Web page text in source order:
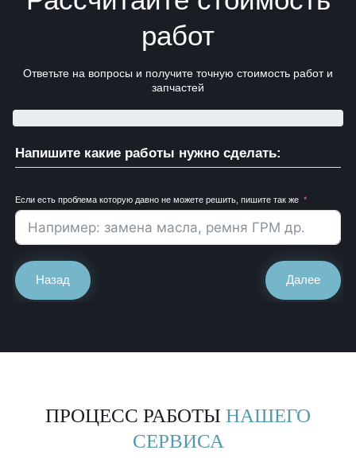
работ
Ответьте на вопросы и получите точную стоимость работ и
запчастей
Напишите какие работы нужно сделать:
Если есть проблема которую давно не можете решить, пишите так же
Назад Далее
ПРОЦЕСС РАБОТЫ НАШЕГО
СЕРВИСА